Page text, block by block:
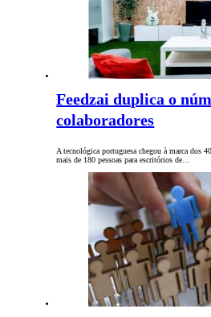
Feedzai duplica o
colaboradores
A tecnológica portuguesa chegou à marca dos
mais de 180 pessoas para escritórios de…